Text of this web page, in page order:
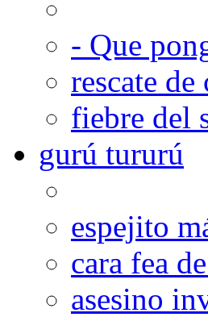
- Que
rescate de
fiebre del
gurú tururú
espejito
cara fea
asesino